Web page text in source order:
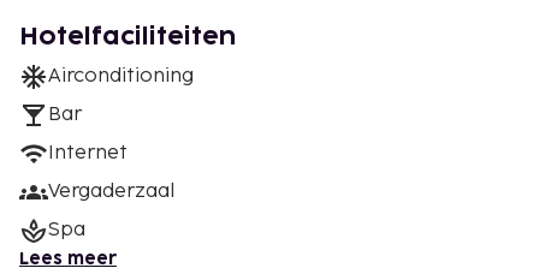
Hotelfaciliteiten
Airconditioning
Bar
Internet
Vergaderzaal
Spa
Lees meer